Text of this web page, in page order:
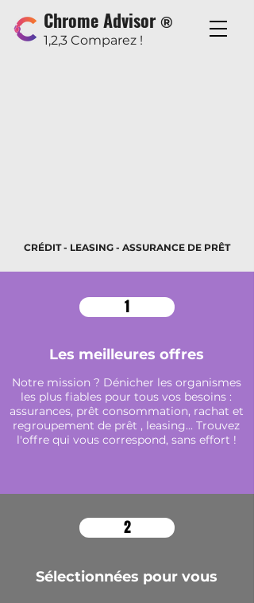
Chrome Advisor ®
1,2,3 Comparez !
CRÉDIT- LEASING - ASSURANCE DE PRÊT
1
Les meilleures offres
Notre mission ? Dénicher les organismes
les plus fiables pour tous vos besoins :
assurances, prêt consommation, rachat et
regroupement de prêt , leasing... Trouvez
l'offre qui vous correspond, sans effort !
2
Sélectionnées pour vous